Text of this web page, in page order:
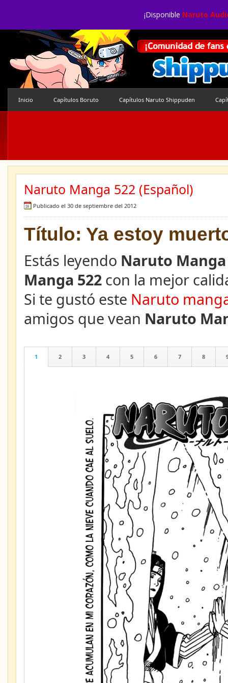
¡Disponible Naruto
Inicio Capítulos Boruto Capítulos Naruto Shippuden
Naruto Manga 522 (Español)
Publicado el 30 de septiembre del 2012
Título: Ya estoy
Estás leyendo Naruto Manga
Manga 522 con la mejor
Si te gustó este Naruto
amigos que vean Naruto
1 2 3 4 5 6 7 8